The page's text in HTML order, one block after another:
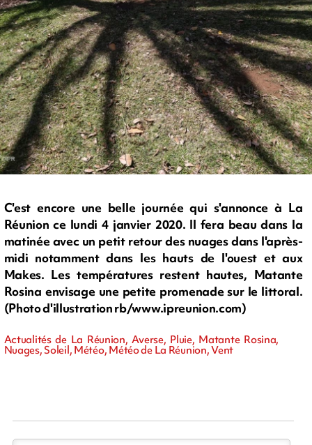
C'est encore une belle journée qui s'annonce à La
Réunion ce lundi 4 janvier 2020. Il fera beau dans la
matinée avec un petit retour des nuages dans l'après-
midi notamment dans les hauts de l'ouest et aux
Makes. Les températures restent hautes, Matante
Rosina envisage une petite promenade sur le littoral.
(Photo d'illustration rb/www.ipreunion.com)
Actualités de La Réunion, Averse, Pluie, Matante Rosina,
Nuages, Soleil, Météo, Météo de La Réunion, Vent